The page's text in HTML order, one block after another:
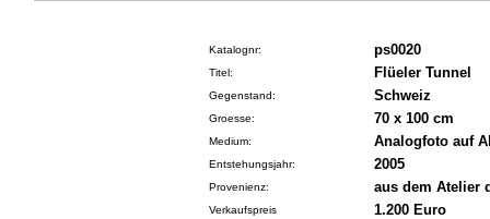
Katalognr: ps0020
Titel: Flüeler Tunnel
Gegenstand: Schweiz
Groesse: 70 x 100 cm
Medium: Analogfoto auf
Entstehungsjahr: 2005
Provenienz: aus dem Atelier
Verkaufspreis 1.200 Euro